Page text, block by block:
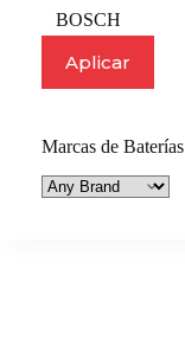
Marca
BOSCH
Aplicar
Marcas de Baterías